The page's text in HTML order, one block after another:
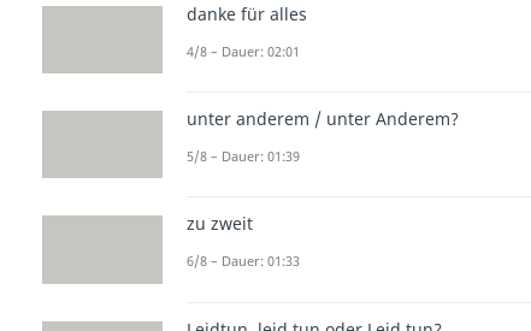
danke für alles
4/8 – Dauer: 02:01
unter anderem / unter Anderem?
5/8 – Dauer: 01:39
zu zweit
6/8 – Dauer: 01:33